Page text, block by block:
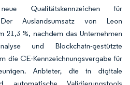
Qualitätskennzeichen für
Der Auslandsumsatz von Leon
21,3 %, nachdem das Unternehmen
und Blockchain-gestützte
die CE-Kennzeichnungsvergabe für
Anbieter, die in digitale